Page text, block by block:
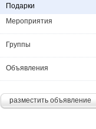
Подарки
Мероприятия
Группы
Объявления
разместить объявление